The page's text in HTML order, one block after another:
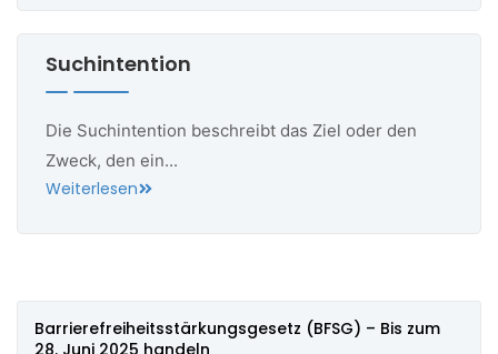
Suchintention
Die Suchintention beschreibt das Ziel oder den
Zweck, den ein...
Weiterlesen
Barrierefreiheitsstärkungsgesetz (BFSG) – Bis zum
28. Juni 2025 handeln